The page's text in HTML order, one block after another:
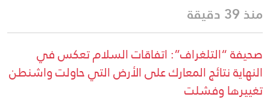
منذ 39 دقيقة
صحيفة “التلغراف”: اتفاقات السلام تعكس في
النهاية نتائج المعارك على الأرض التي حاولت واشنطن
تغييرها وفشلت